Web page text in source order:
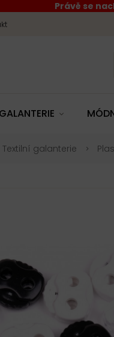
Právě se
Textilní galanterie